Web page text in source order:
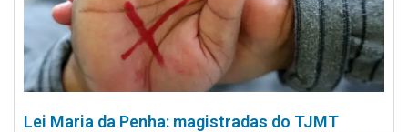
Lei Maria da Penha: magistradas do TJMT